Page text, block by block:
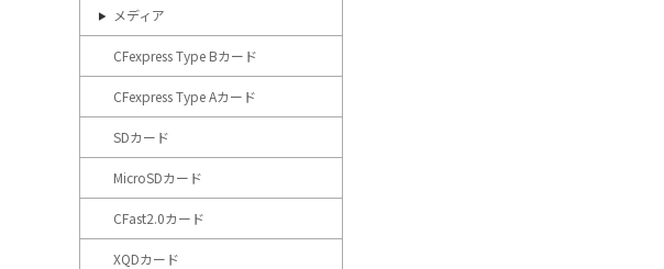
メディア
CFexpress Type Bカード
CFexpress Type Aカード
SDカード
MicroSDカード
CFast2.0カード
XQDカード